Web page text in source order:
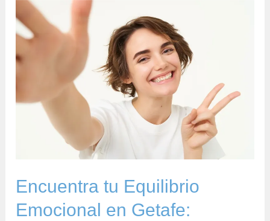
Encuentra tu Equilibrio
Emocional en Getafe:
Encuentra
tu
Equilibrio
Emocional
Getafe:
Terapias
Centro
Clínico
2000